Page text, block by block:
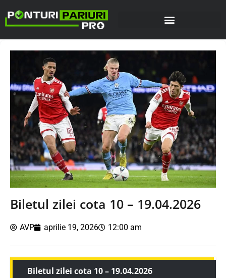
Biletul zilei cota 10 – 19.04.2026
AVP aprilie 19, 2026 12:00 am
Biletul zilei cota 10 – 19.04.2026